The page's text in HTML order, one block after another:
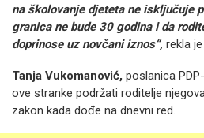
na školovanje djeteta ne isključuje
granica ne bude 30 godina i da
doprinose uz novčani iznos“, rekla
Tanja Vukomanović, poslanica
ove stranke podržati roditelje
zakon kada dođe na dnevni red.